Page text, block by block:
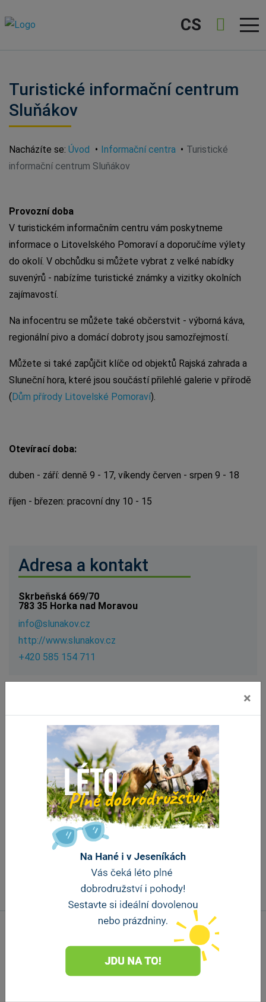
CS
Turistické informační centrum
Sluňákov
Nacházíte se: Úvod Informační centra
Turistické
informační centrum Sluňákov
Provozní doba
V turistickém informačním centru vám poskytneme
informace o Litovelského Pomoraví a doporučíme výlety
do okolí. V obchůdku si můžete vybrat z velké nabídky
suvenýrů - nabízíme turistické známky a vizitky okolních
zajímavostí.
Na infocentru se můžete také občerstvit - výborná káva,
regionální pivo a domácí dobroty jsou samozřejmostí.
Můžete si také zapůjčit klíče od objektů Rajská zahrada a
Sluneční hora, které jsou součástí přilehlé galerie v přírodě
(Dům přírody Litovelské Pomoraví).
Otevírací doba:
duben - září: denně 9 - 17, víkendy červen - srpen 9 - 18
říjen - březen: pracovní dny 10 - 15
Adresa a kontakt
Skrbeňská 669/70
783 35 Horka nad Moravou
info@slunakov.cz
http://www.slunakov.cz
+420 585 154 711
Úvodní strana
×